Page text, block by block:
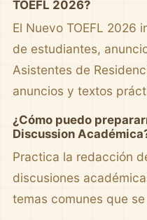
TOEFL 2026?
El Nuevo TOEFL 2026
de estudiantes,
Asistentes de
anuncios y textos
¿Cómo puedo
Discussion
Practica la redacción
discusiones
temas comunes que